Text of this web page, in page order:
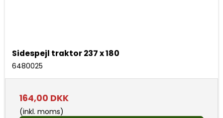
Sidespejl traktor 237 x 180
6480025
164,00 DKK
(inkl. moms)